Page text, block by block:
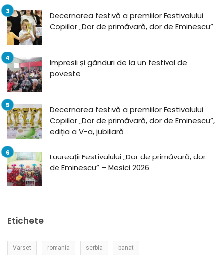
Decernarea festivă a premiilor Festivalului
Copiilor „Dor de primăvară, dor de Eminescu”
Impresii și gânduri de la un festival de
poveste
Decernarea festivă a premiilor Festivalului
Copiilor „Dor de primăvară, dor de Eminescu”,
ediția a V-a, jubiliară
Laureații Festivalului „Dor de primăvară, dor
de Eminescu” – Mesici 2026
Etichete
Varset romania serbia banat